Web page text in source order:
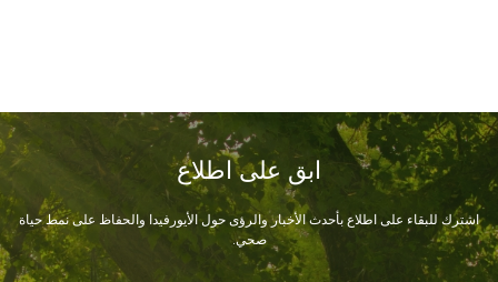
ابق على اطلاع
اشترك للبقاء على اطلاع بأحدث الأخبار والرؤى حول الأيورفيدا والحفاظ على نمط حياة
صحي.